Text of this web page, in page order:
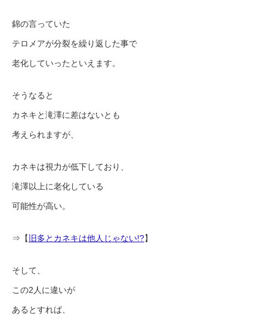
錦の言っていた
テロメアが分裂を繰り返した事で
老化していったといえます。
そうなると
カネキと滝澤に差はないとも
考えられますが、
カネキは視力が低下しており、
滝澤以上に老化している
可能性が高い。
⇒【 旧多とカネキは他人じゃない!?】
そして、
この2人に違いが
あるとすれば、